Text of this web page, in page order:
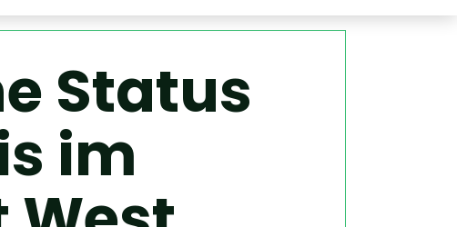
Status
im